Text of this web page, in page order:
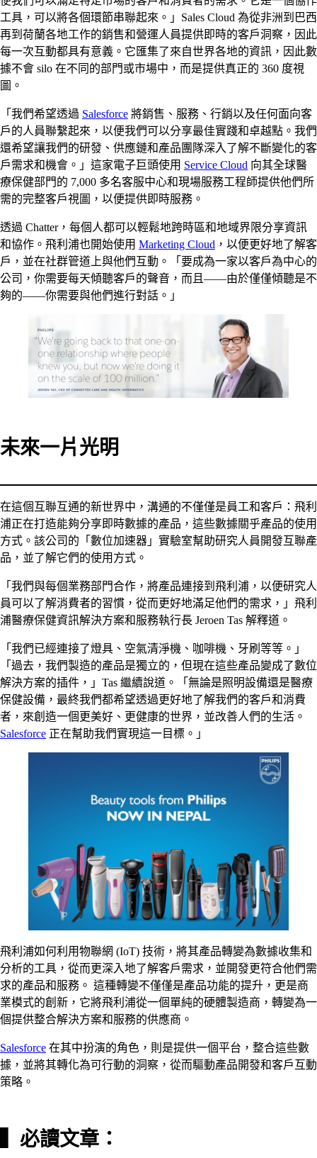
工具，可以將各個環節串聯起來。」Sales Cloud 為從非洲到巴西
再到荷蘭各地工作的銷售和營運人員提供即時的客戶洞察，因此
每一次互動都具有意義。它匯集了來自世界各地的資訊，因此數
據不會 silo 在不同的部門或市場中，而是提供真正的 360 度視
圖。
「我們希望透過 Salesforce 將銷售、服務、行銷以及任何面向客
戶的人員聯繫起來，以便我們可以分享最佳實踐和卓越點。我們
還希望讓我們的研發、供應鏈和產品團隊深入了解不斷變化的客
戶需求和機會。」這家電子巨頭使用 Service Cloud 向其全球醫
療保健部門的 7,000 多名客服中心和現場服務工程師提供他們所
需的完整客戶視圖，以便提供即時服務。
透過 Chatter，每個人都可以輕鬆地跨時區和地域界限分享資訊
和協作。飛利浦也開始使用 Marketing Cloud ，以便更好地了解客
戶，並在社群管道上與他們互動。「要成為一家以客戶為中心的
公司，你需要每天傾聽客戶的聲音，而且——由於僅僅傾聽是不
夠的——你需要與他們進行對話。」
未來一片光明
在這個互聯互通的新世界中，溝通的不僅僅是員工和客戶：飛利
浦正在打造能夠分享即時數據的產品，這些數據關乎產品的使用
方式。該公司的「數位加速器」實驗室幫助研究人員開發互聯產
品，並了解它們的使用方式。
「我們與每個業務部門合作，將產品連接到飛利浦，以便研究人
員可以了解消費者的習慣，從而更好地滿足他們的需求，」飛利
浦醫療保健資訊解決方案和服務執行長 Jeroen Tas 解釋道。
「我們已經連接了燈具、空氣清淨機、咖啡機、牙刷等等。」
「過去，我們製造的產品是獨立的，但現在這些產品變成了數位
解決方案的插件，」Tas 繼續說道。「無論是照明設備還是醫療
保健設備，最終我們都希望透過更好地了解我們的客戶和消費
者，來創造一個更美好、更健康的世界，並改善人們的生活。
Salesforce 正在幫助我們實現這一目標。」
飛利浦如何利用物聯網 (IoT) 技術，將其產品轉變為數據收集和
分析的工具，從而更深入地了解客戶需求，並開發更符合他們需
求的產品和服務。 這種轉變不僅僅是產品功能的提升，更是商
業模式的創新，它將飛利浦從一個單純的硬體製造商，轉變為一
個提供整合解決方案和服務的供應商。
Salesforce 在其中扮演的角色，則是提供一個平台，整合這些數
據，並將其轉化為可行動的洞察，從而驅動產品開發和客戶互動
策略。
▍必讀文章：